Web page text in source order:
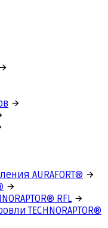
AURAFORT®
RFL
TECHNORAPTOR®